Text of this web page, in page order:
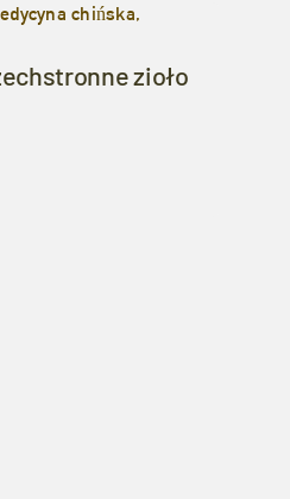
chińska,
zioło